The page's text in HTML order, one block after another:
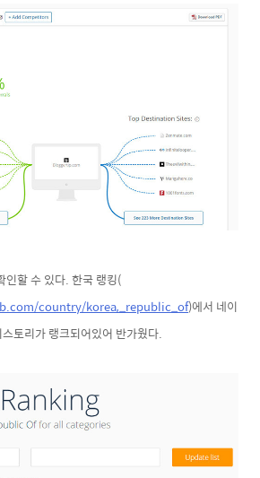
인할 수 있다. 한국 랭킹(
country/korea,_republic_of)에서 네이
토리가 랭크되어있어 반가웠다.